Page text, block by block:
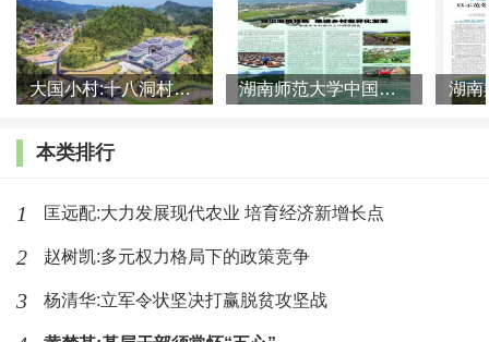
感受和体会可以与我们分享?
宋洪远:如你所说，1997— 2017 年，我连续 21 年参加
14 个中央一号文件的起草工作。参与文件起草特别辛苦，
草，我要特别感谢组织上给我提供的工作条件和学习机会。
央农办、国务院办公厅、中央政策研究室、国务院研究室、
大国小村:十八洞村的现代变迁是一道美丽的风景线 湖南师范大学中国乡村振兴研究院课题组:突出地域特色 推进乡村
本类排行
1 匡远配:大力发展现代农业 培育经济新增长点
2 赵树凯:多元权力格局下的政策竞争
3 杨清华:立军令状坚决打赢脱贫攻坚战